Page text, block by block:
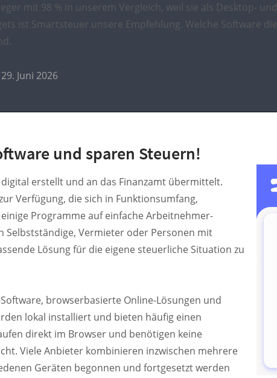
mit 98 % in unserem Vergleich, weil sie als Desktop-
ist Smartsteuer unsere Empfehlung. Welche Software
Juni 2026
und sparen Steuern!
erstellt und an das Finanzamt übermittelt.
Verfügung, die sich in Funktionsumfang,
Programme auf einfache Arbeitnehmer-
Selbstständige, Vermieter oder Personen mit
Lösung für die eigene steuerliche Situation zu
browserbasierte Online-Lösungen und
lokal installiert und bieten häufig einen
direkt im Browser und benötigen keine
Viele Anbieter kombinieren inzwischen mehrere
Geräten begonnen und fortgesetzt werden